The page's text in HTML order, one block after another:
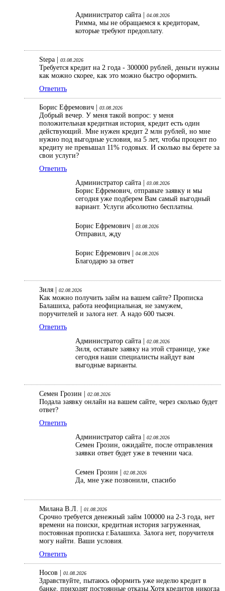
Администратор сайта | 04.08.2026
Римма, мы не обращаемся к кредиторам,
которые требуют предоплату.
Stepa | 03.08.2026
Требуется кредит на 2 года - 300000 рублей, деньги нужны
как можно скорее, как это можно быстро оформить.
Ответить
Борис Ефремович | 03.08.2026
Добрый вечер. У меня такой вопрос: у меня
положительная кредитная история, кредит есть один
действующий. Мне нужен кредит 2 млн рублей, но мне
нужно под выгодные условия, на 5 лет, чтобы процент по
кредиту не превышал 11% годовых. И сколько вы берете за
свои услуги?
Ответить
Администратор сайта |
03.08.2026
Борис Ефремович, отправьте заявку и мы
сегодня уже подберем Вам самый выгодный
вариант. Услуги абсолютно бесплатны.
Борис Ефремович | 03.08.2026
Отправил, жду
Борис Ефремович | 04.08.2026
Благодарю за ответ
Зиля | 02.08.2026
Как можно получить займ на вашем сайте? Прописка
Балашиха, работа неофициальная, не замужем,
поручителей и залога нет. А надо 600 тысяч.
Ответить
Администратор сайта |
02.08.2026
Зиля, оставьте заявку на этой странице, уже
сегодня наши специалисты найдут вам
выгодные варианты.
Семен Грозин | 02.08.2026
Подала заявку онлайн на вашем сайте, через сколько будет
ответ?
Ответить
Администратор сайта |
02.08.2026
Семен Грозин, ожидайте, после отправления
заявки ответ будет уже в течении часа.
Семен Грозин | 02.08.2026
Да, мне уже позвонили, спасибо
Милана В.Л. | 01.08.2026
Срочно требуется денежный займ 100000 на 2-3 года, нет
времени на поиски, кредитная история загруженная,
постоянная прописка г.Балашиха. Залога нет, поручителя
могу найти. Ваши условия.
Ответить
Носов | 01.08.2026
Здравствуйте, пытаюсь оформить уже неделю кредит в
банке, приходят постоянные отказы.Хотя кредитов никогда